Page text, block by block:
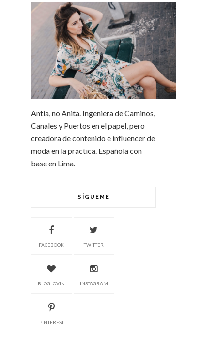
Antía, no Anita. Ingeniera de Caminos,
Canales y Puertos en el papel, pero
creadora de contenido e influencer de
moda en la práctica. Española con
base en Lima.
SÍGUEME
FACEBOOK TWITTER
BLOGLOVIN INSTAGRAM
PINTEREST